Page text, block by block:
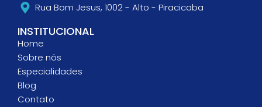
Rua Bom Jesus, 1002 - Alto - Piracicaba
INSTITUCIONAL
Home
Sobre nós
Especialidades
Blog
Contato